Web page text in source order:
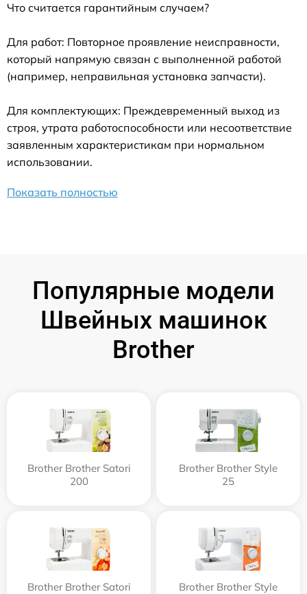
Что считается гарантийным случаем?
Для работ: Повторное проявление неисправности,
который напрямую связан с выполненной работой
(например, неправильная установка запчасти).
Для комплектующих: Преждевременный выход из
строя, утрата работоспособности или несоответствие
заявленным характеристикам при нормальном
использовании.
Показать полностью
Популярные модели
Швейных машинок
Brother
Brother Brother Satori
200
Brother Brother Style
25
Brother Brother Satori
Brother Brother Style